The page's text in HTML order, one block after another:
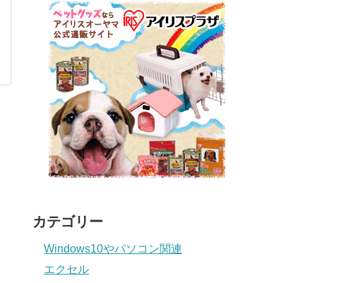
カテゴリー
Windows10やパソコン関連
エクセル